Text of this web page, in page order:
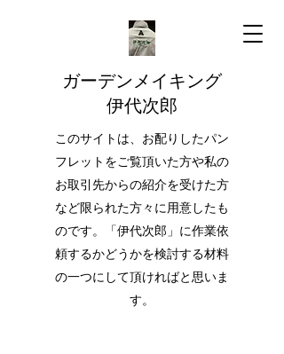
ガーデンメイキング
伊代次郎
このサイトは、お配りしたパン
フレットをご覧頂いた方や私の
お取引先からの紹介を受けた方
など限られた方々に用意したも
のです。「伊代次郎」に作業依
頼するかどうかを検討する材料
の一つにして頂ければと思いま
す。